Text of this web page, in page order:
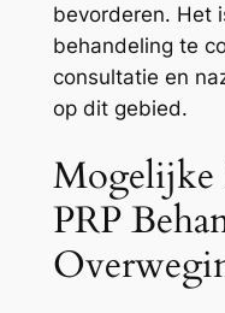
bevorderen. Het
behandeling te
consultatie en
op dit gebied.
Mogelijke
PRP